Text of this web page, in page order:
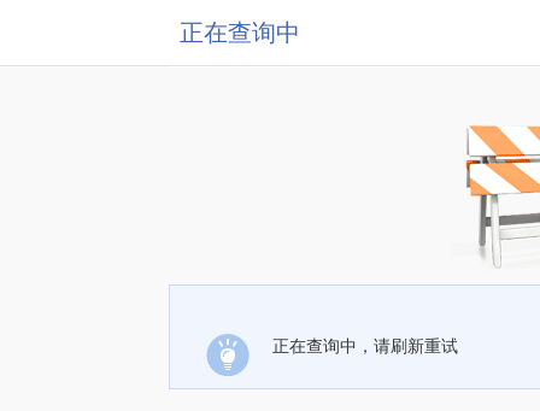
正在查询中
正在查询中，请刷新重试